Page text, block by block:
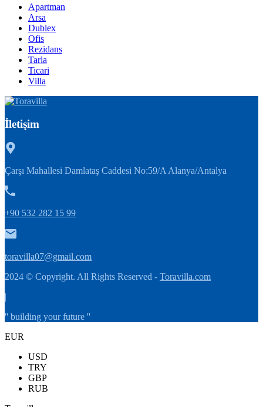
Apartman
Arsa
Dublex
Ofis
Rezidans
Tarla
Ticari
Villa
İletişim
Çarşı Mahallesi Damlataş Caddesi No:59/A Alanya/Antalya
+90 532 282 15 99
toravilla07@gmail.com
2024 © Copyright. All Rights Reserved - Toravilla.com
|
'' building your future ''
EUR
USD
TRY
GBP
RUB